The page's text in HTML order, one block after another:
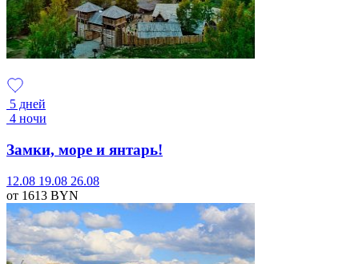
5 дней
4 ночи
Замки, море и янтарь!
12.08 19.08 26.08
от 1613 BYN